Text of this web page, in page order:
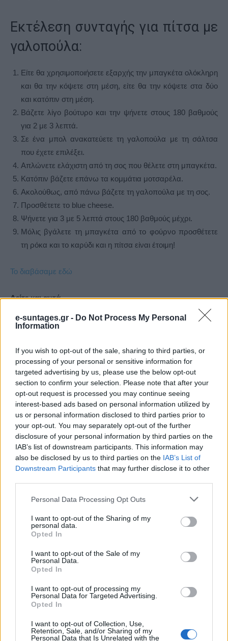
e-suntages.gr - Do Not Process My Personal
Information
If you wish to opt-out of the sale, sharing to third parties, or
processing of your personal or sensitive information for
targeted advertising by us, please use the below opt-out
section to confirm your selection. Please note that after your
opt-out request is processed you may continue seeing
interest-based ads based on personal information utilized by
us or personal information disclosed to third parties prior to
your opt-out. You may separately opt-out of the further
disclosure of your personal information by third parties on the
IAB’s list of downstream participants. This information may
also be disclosed by us to third parties on the IAB’s List of
Downstream Participants that may further disclose it to other
Please note that this website/app uses one or more Google
not limited to your visit or usage behaviour. You may click to
grant or deny consent to Google and its third-party tags to
use your data for below specified purposes in below Google
consent section.
Personal Data Processing Opt Outs
I want to opt-out of the Sharing of my
personal data.
Opted In
I want to opt-out of the Sale of my
Personal Data.
Opted In
I want to opt-out of processing my
Personal Data for Targeted Advertising.
Opted In
I want to opt-out of Collection, Use,
Retention, Sale, and/or Sharing of my
Personal Data that Is Unrelated with the
Εκτέλεση συνταγής για πίτσα με
γαλοπούλα:
Είτε θα χρησιμοποιήσετε εξαρχής την μπαγκέτα ολόκληρη
και θα την κόψετε στη μέση, είτε θα την κόψετε στα δύο
και κατόπιν στη μέση.
Βάζετε λίγο βούτυρο και την ψήνετε στους 180 βαθμούς
για 2 με 3 λεπτά.
Σε ένα μπολ ανακατεύετε τη γαλοπούλα με τη σάλτσα
που έχετε επιλέξει.
Απλώνετε ελάχιστη από τη σος που θέλετε στη μπαγκέτα.
Κατόπιν βάζετε επάνω τα κομμάτια μοτσαρέλα.
Ακολούθως, από πάνω βάζετε τη γαλοπούλα με τη σος.
Προσθέτετε το blue cheese.
Ψήνετε για 3 με 5 λεπτά στους 180 βαθμούς μέχρι.
Μόλις βγάλετε τη μπαγκέτα από το φούρνο προσθέτετε
τη ρόκα και το καρύδι και η πίτσα είναι έτοιμη!
Το διαβάσαμε εδώ
Δείτε και αυτά
Εύκολες ιδέες για αρχάριους: εκλεκτικό στιλ με γήινες
αποχρώσεις στη διακόσμηση
Προηγούμενο άρθρο
11+1 συμβουλές της γιαγιάς
γιουβαρλάκια – Δεν είναι
στον κιμά!
Επόμενο άρθρο
γίνεται πανεύκολα και θα
λατρέψουν μικροί και μεγάλοι
ΠΑΡΟΜΟΙΑ ΑΡΘΡΑ ΠΕΡΙΣΣΟΤΕΡΑ ΑΠΟ ΤΟΝ ΔΗΜΙΟΥΡΓΟ